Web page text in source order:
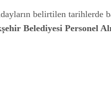
belirtilen tarihlerde
Belediyesi Personel